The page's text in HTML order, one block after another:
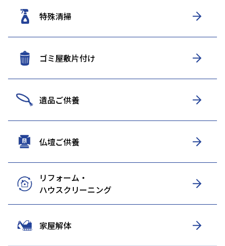
特殊清掃
ゴミ屋敷片付け
遺品ご供養
仏壇ご供養
リフォーム・
ハウスクリーニング
家屋解体